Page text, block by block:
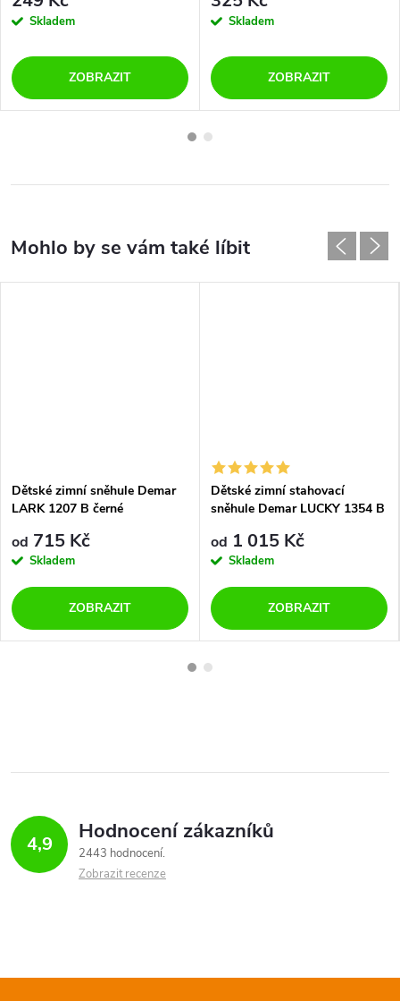
Skladem
ZOBRAZIT
Skladem
ZOBRAZIT
Dětské zimní sněhule Demar
LARK 1207 B černé
od 715 Kč
Skladem
ZOBRAZIT
Dětské zimní stahovací
sněhule Demar LUCKY 1354 B
od 1 015 Kč
Skladem
ZOBRAZIT
4,9 Hodnocení zákazníků
2443 hodnocení
Zobrazit recenze